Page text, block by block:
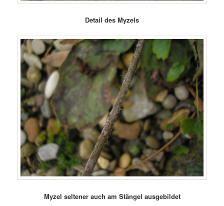
Detail des Myzels
Myzel seltener auch am Stängel ausgebildet